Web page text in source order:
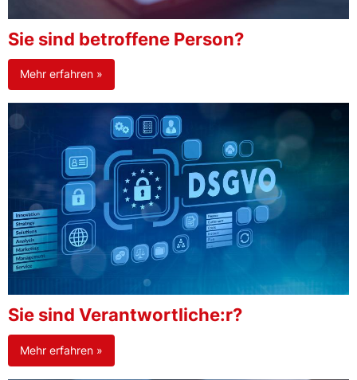
Sie sind betroffene Person?
Mehr erfahren »
Sie sind Verantwortliche:r?
Mehr erfahren »